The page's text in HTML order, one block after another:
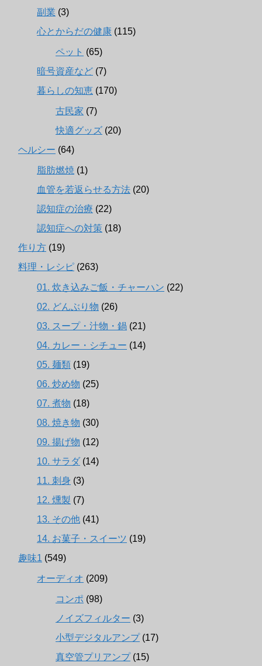
副業 (3)
心とからだの健康 (115)
ペット (65)
暗号資産など (7)
暮らしの知恵 (170)
古民家 (7)
快適グッズ (20)
ヘルシー (64)
脂肪燃焼 (1)
血管を若返らせる方法 (20)
認知症の治療 (22)
認知症への対策 (18)
作り方 (19)
料理・レシピ (263)
01. 炊き込みご飯・チャーハン (22)
02. どんぶり物 (26)
03. スープ・汁物・鍋 (21)
04. カレー・シチュー (14)
05. 麺類 (19)
06. 炒め物 (25)
07. 煮物 (18)
08. 焼き物 (30)
09. 揚げ物 (12)
10. サラダ (14)
11. 刺身 (3)
12. 燻製 (7)
13. その他 (41)
14. お菓子・スイーツ (19)
趣味1 (549)
オーディオ (209)
コンポ (98)
ノイズフィルター (3)
小型デジタルアンプ(17)
真空管プリアンプ(15)